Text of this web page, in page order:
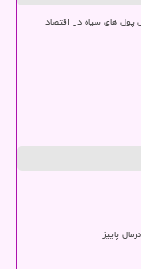
پول های سیاه در اقتصاد
پاییز